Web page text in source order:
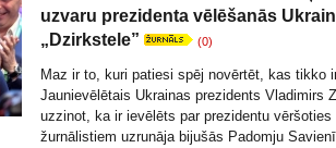
uzvaru prezidenta vēlēšanās
„Dzirkstele”
(0)
Maz ir to, kuri patiesi spēj novērtēt, kas tikko
Jaunievēlētais Ukrainas prezidents Vladimirs
uzzinot, ka ir ievēlēts par prezidentu vēršoties
žurnālistiem uzrunāja bijušās Padomju